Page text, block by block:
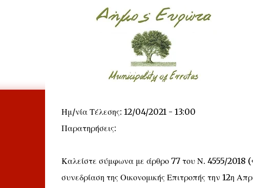
Ημ/νία Τέλεσης: 12/04/2021 - 13:00
Παρατηρήσεις:
Καλείστε σύμφωνα με άρθρο 77 του Ν. 4555/2018
συνεδρίαση της Οικονομικής Επιτροπής την 12η